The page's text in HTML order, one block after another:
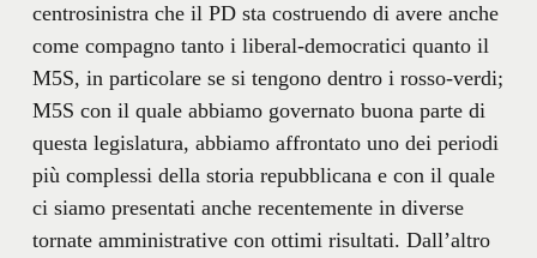
centrosinistra che il PD sta costruendo di avere anche
come compagno tanto i liberal-democratici quanto il
M5S, in particolare se si tengono dentro i rosso-verdi;
M5S con il quale abbiamo governato buona parte di
questa legislatura, abbiamo affrontato uno dei periodi
più complessi della storia repubblicana e con il quale
ci siamo presentati anche recentemente in diverse
tornate amministrative con ottimi risultati. Dall’altro